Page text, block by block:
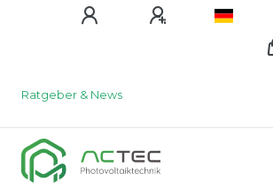
Ratgeber & News